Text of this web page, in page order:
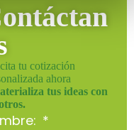
tu cotización
ahora
tus ideas con